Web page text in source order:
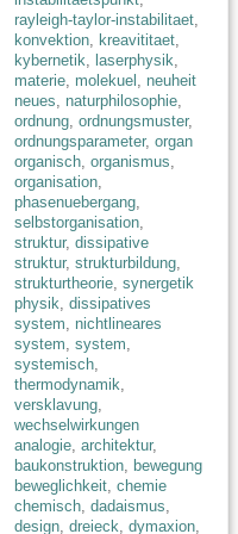
rayleigh-taylor-instabilitaet,
konvektion, kreavititaet,
kybernetik, laserphysik,
materie, molekuel , neuheit
neues, naturphilosophie,
ordnung, ordnungsmuster,
ordnungsparameter, organ
organisch, organismus,
organisation,
phasenuebergang,
selbstorganisation,
struktur, dissipative
struktur, strukturbildung,
strukturtheorie, synergetik
physik, dissipatives
system, nichtlineares
system, system,
systemisch,
thermodynamik,
versklavung,
wechselwirkungen
analogie, architektur,
baukonstruktion, bewegung
beweglichkeit, chemie
chemisch, dadaismus,
design, dreieck, dymaxion,